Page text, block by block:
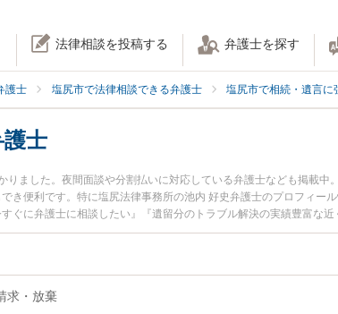
法律相談を投稿する 弁護士を探す
護士 塩尻市で法律相談できる弁護士 塩尻市で相続・遺言に
士
ました。夜間面談や分割払いに対応している弁護士なども掲載中
き便利です。特に塩尻法律事務所の池内 好史弁護士のプロフィー
ぐに弁護士に相談したい』『遺留分のトラブル解決の実績豊富な
でお困りの相談者さんにおすすめです。
求・放棄